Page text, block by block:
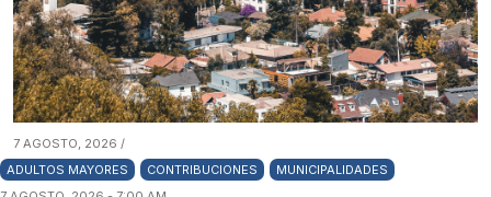
7 AGOSTO, 2026 /
ADULTOS MAYORES
CONTRIBUCIONES
MUNICIPALIDADES